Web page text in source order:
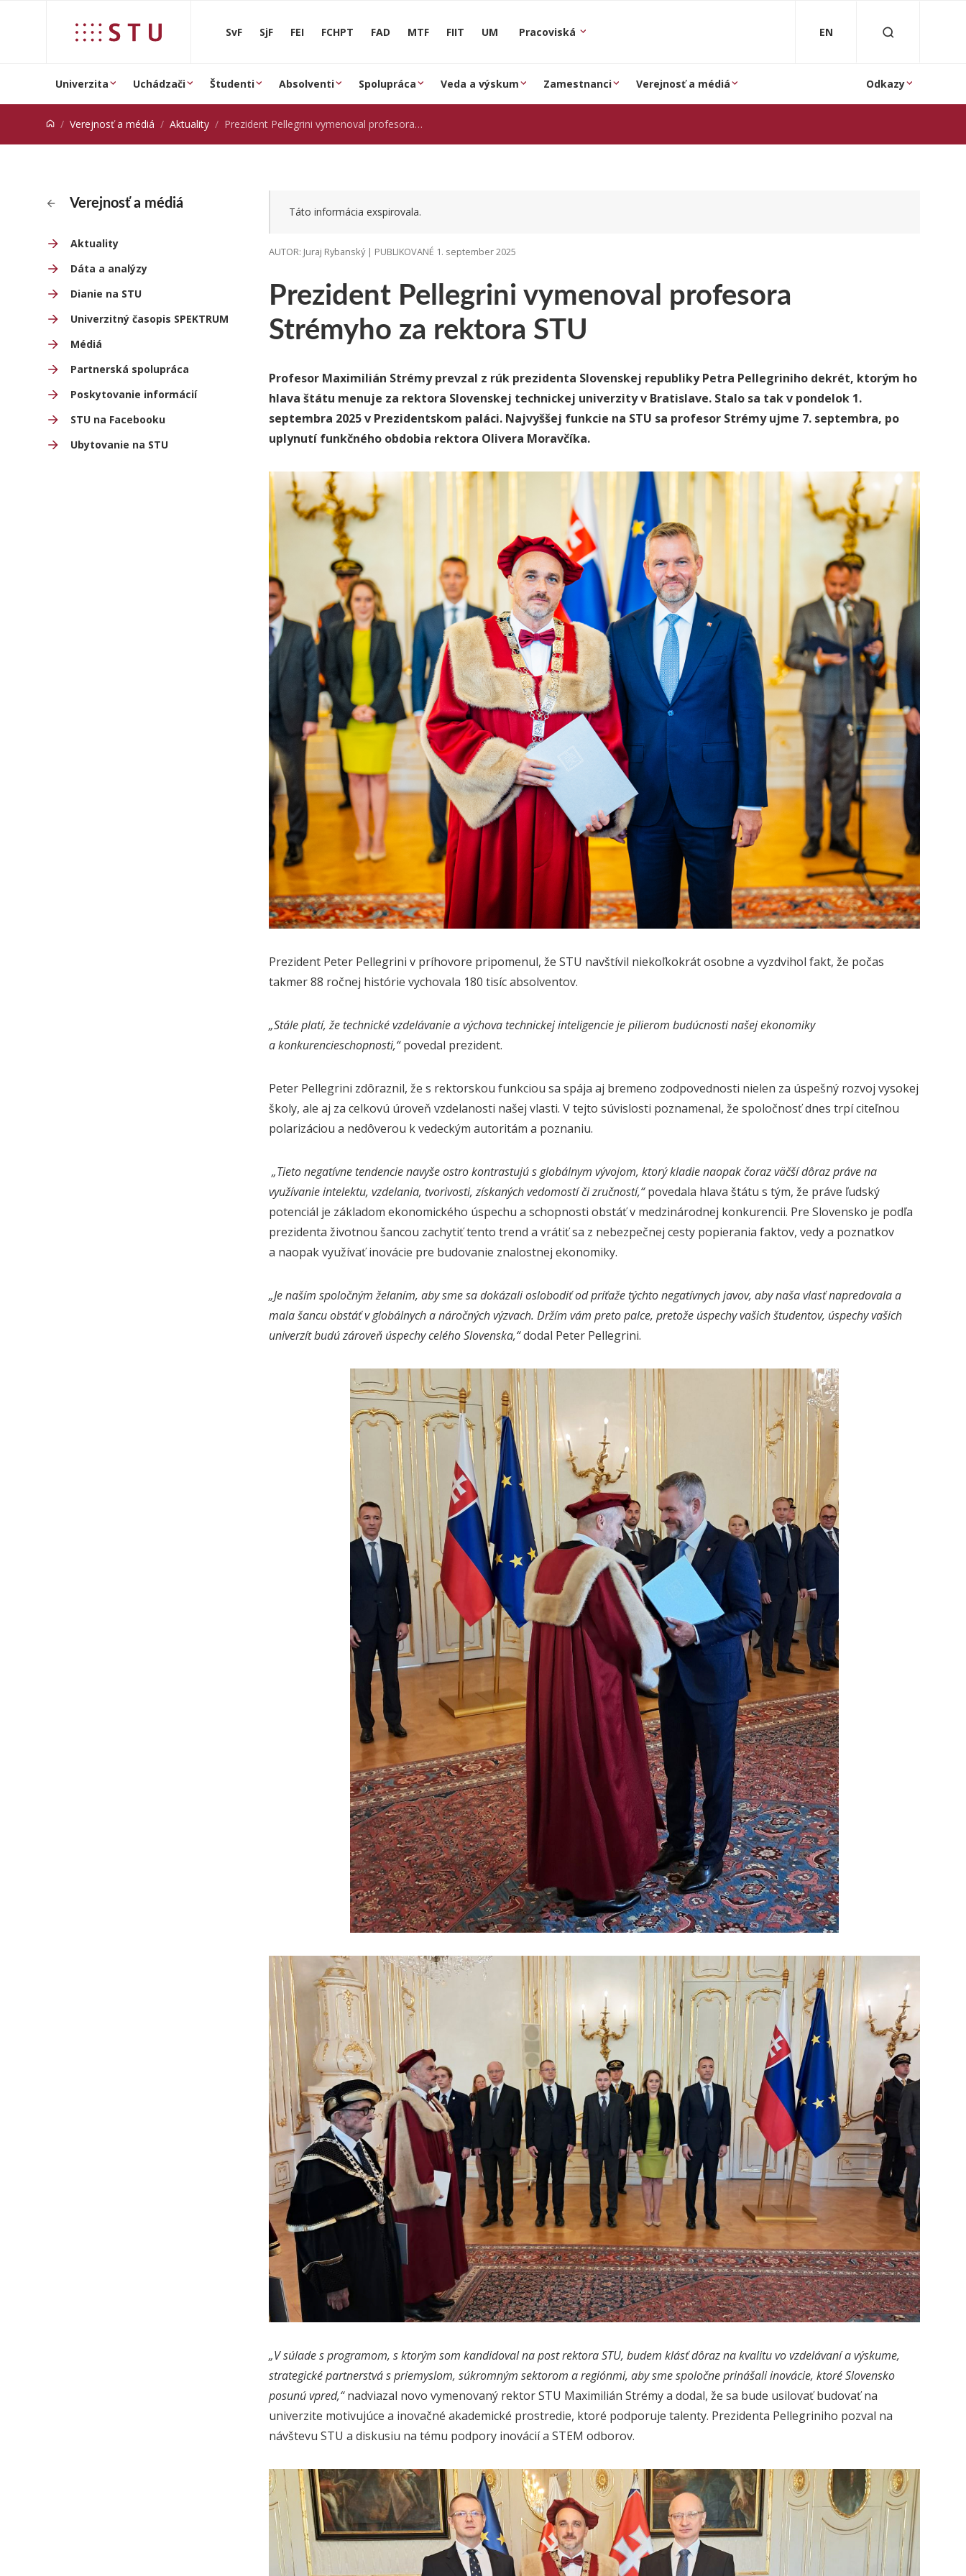
SvF SjF FEI FCHPT FAD MTF FIIT UM Pracoviská EN
Univerzita Uchádzači Študenti Absolventi Spolupráca Veda a výskum Zamestnanci Verejnosť a médiá Odkazy
Verejnosť a médiá Aktuality Prezident Pellegrini vymenoval profesora Strémyho za rektora STU
Verejnosť a médiá
Aktuality
Dáta a analýzy
Dianie na STU
Univerzitný časopis SPEKTRUM
Médiá
Partnerská spolupráca
Poskytovanie informácií
STU na Facebooku
Ubytovanie na STU
Prezident Pellegrini vymenoval profesora
Strémyho za rektora STU
Táto informácia exspirovala.
AUTOR: Juraj Rybanský | PUBLIKOVANÉ 1. september 2025
Profesor Maximilián Strémy prevzal z rúk prezidenta Slovenskej republiky Petra Pellegriniho dekrét, ktorým ho
hlava štátu menuje za rektora Slovenskej technickej univerzity v Bratislave. Stalo sa tak v pondelok 1.
septembra 2025 v Prezidentskom paláci. Najvyššej funkcie na STU sa profesor Strémy ujme 7. septembra, po
uplynutí funkčného obdobia rektora Olivera Moravčíka.
Prezident Peter Pellegrini v príhovore pripomenul, že STU navštívil niekoľkokrát osobne a vyzdvihol fakt, že počas
takmer 88 ročnej histórie vychovala 180 tisíc absolventov.
„Stále platí, že technické vzdelávanie a výchova technickej inteligencie je pilierom budúcnosti našej ekonomiky
a konkurencieschopnosti,“povedal prezident.
Peter Pellegrini zdôraznil, že s rektorskou funkciou sa spája aj bremeno zodpovednosti nielen za úspešný rozvoj vysokej
školy, ale aj za celkovú úroveň vzdelanosti našej vlasti. V tejto súvislosti poznamenal, že spoločnosť dnes trpí citeľnou
polarizáciou a nedôverou k vedeckým autoritám a poznaniu.
„Tieto negatívne tendencie navyše ostro kontrastujú s globálnym vývojom, ktorý kladie naopak čoraz väčší dôraz práve na
využívanie intelektu, vzdelania, tvorivosti, získaných vedomostí či zručností,“povedala hlava štátu s tým, že práve ľudský
potenciál je základom ekonomického úspechu a schopnosti obstáť v medzinárodnej konkurencii. Pre Slovensko je podľa
prezidenta životnou šancou zachytiť tento trend a vrátiť sa z nebezpečnej cesty popierania faktov, vedy a poznatkov
a naopak využívať inovácie pre budovanie znalostnej ekonomiky.
„Je naším spoločným želaním, aby sme sa dokázali oslobodiť od príťaže týchto negatívnych javov, aby naša vlasť napredovala a
mala šancu obstáť v globálnych a náročných výzvach. Držím vám preto palce, pretože úspechy vašich študentov, úspechy vašich
univerzít budú zároveň úspechy celého Slovenska,“dodal Peter Pellegrini.
„V súlade s programom, s ktorým som kandidoval na post rektora STU, budem klásť dôraz na kvalitu vo vzdelávaní a výskume,
strategické partnerstvá s priemyslom, súkromným sektorom a regiónmi, aby sme spoločne prinášali inovácie, ktoré Slovensko
posunú vpred,“nadviazal novo vymenovaný rektor STU Maximilián Strémy a dodal, že sa bude usilovať budovať na
univerzite motivujúce a inovačné akademické prostredie, ktoré podporuje talenty. Prezidenta Pellegriniho pozval na
návštevu STU a diskusiu na tému podpory inovácií a STEM odborov.